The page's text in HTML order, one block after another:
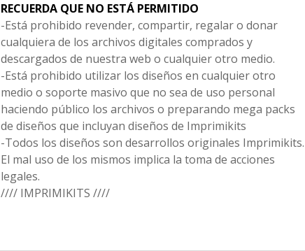
RECUERDA QUE NO ESTÁ PERMITIDO
-Está prohibido revender, compartir, regalar o donar
cualquiera de los archivos digitales comprados y
descargados de nuestra web o cualquier otro medio.
-Está prohibido utilizar los diseños en cualquier otro
medio o soporte masivo que no sea de uso personal
haciendo público los archivos o preparando mega packs
de diseños que incluyan diseños de Imprimikits
-Todos los diseños son desarrollos originales Imprimikits.
El mal uso de los mismos implica la toma de acciones
legales.
//// IMPRIMIKITS ////